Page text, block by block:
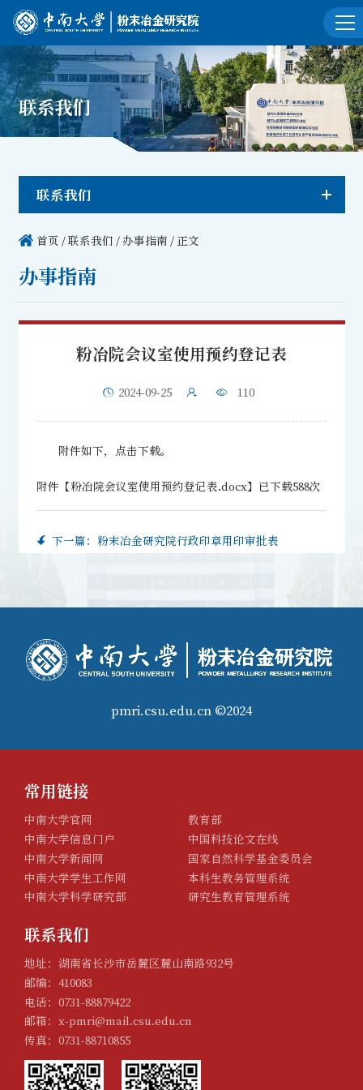
联系我们
联系我们
办事指南
首页 /联系我们 /办事指南 / 正文
粉冶院会议室使用预约登记表
2024-09-25 110
附件如下，点击下载。
附件【粉冶院会议室使用预约登记表.docx】已下载588次
下一篇： 粉末冶金研究院行政印章用印审批表
pmri.csu.edu.cn ©2024
常用链接
中南大学官网
中南大学信息门户
中南大学新闻网
中南大学学生工作网
中南大学科学研究部
教育部
中国科技论文在线
国家自然科学基金委员会
本科生教务管理系统
研究生教育管理系统
联系我们
地址：湖南省长沙市岳麓区麓山南路932号
邮编：410083
电话：0731-88879422
邮箱：x-pmri@mail.csu.edu.cn
传真：0731-88710855